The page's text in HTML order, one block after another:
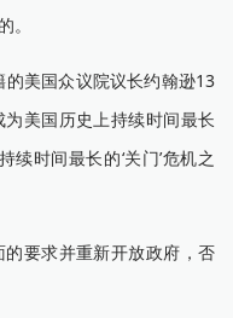
。
美国众议院议长约翰逊13
美国历史上持续时间最长
时间最长的‘关门’危机之
要求并重新开放政府，否